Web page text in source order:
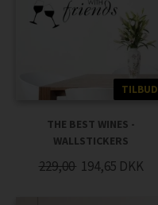
TILBUD
THE BEST WINES -
WALLSTICKERS
229,00 194,65 DKK